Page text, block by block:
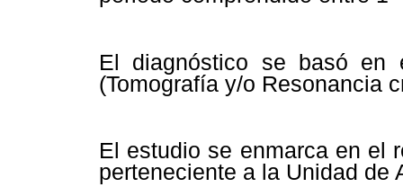
El diagnóstico se basó en
(Tomografía y/o Resonancia
El estudio se enmarca en el
perteneciente a la Unidad de